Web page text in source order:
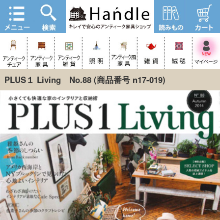
PLUS１ Living No.88(商品番号 n17-019)